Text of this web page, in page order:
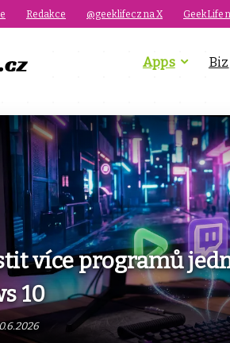
Redakce @geeklifecz na X GeekLife
Apps Biz
více programů
10